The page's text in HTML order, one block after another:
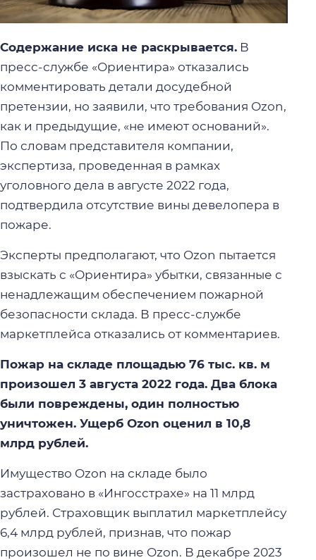
Содержание иска не раскрывается. В
пресс-службе «Ориентира» отказались
комментировать детали досудебной
претензии, но заявили, что требования Ozon,
как и предыдущие, «не имеют оснований».
По словам представителя компании,
экспертиза, проведенная в рамках
уголовного дела в августе 2022 года,
подтвердила отсутствие вины девелопера в
пожаре.
Эксперты предполагают, что Ozon пытается
взыскать с «Ориентира» убытки, связанные с
ненадлежащим обеспечением пожарной
безопасности склада. В пресс-службе
маркетплейса отказались от комментариев.
Пожар на складе площадью 76 тыс. кв. м
произошел 3 августа 2022 года. Два блока
были повреждены, один полностью
уничтожен. Ущерб Ozon оценил в 10,8
млрд рублей.
Имущество Ozon на складе было
застраховано в «Ингосстрахе» на 11 млрд
рублей. Страховщик выплатил маркетплейсу
6,4 млрд рублей, признав, что пожар
произошел не по вине Ozon. В декабре 2023